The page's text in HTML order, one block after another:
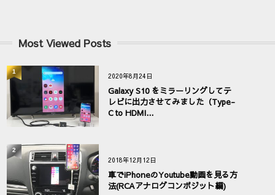
Most Viewed Posts
2020年8月24日
Galaxy S10 をミラーリングしてテ
レビに出力させてみました（Type-
C to HDMI...
1
2018年12月12日
車でiPhoneのYoutube動画を見る方
法(RCAアナログコンポジット編)
2